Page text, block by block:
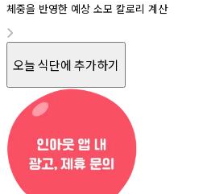
체중을 반영한 예상 소모 칼로리 계산
오늘 식단에 추가하기